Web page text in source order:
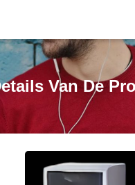
Van De